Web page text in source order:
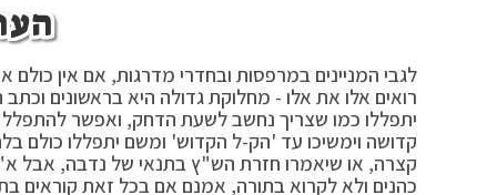
לגבי המניינים במרפסות ובחדרי מדרגות, אם אין כולם
רואים אלו את אלו - מחלוקת גדולה היא בראשונים
יתפללו כמו שצריך נחשב לשעת הדחק, ואפשר
קדושה וימשיכו עד 'הק-ל הקדוש' ומשם יתפללו כולם
קצרה, או שיאמרו חזרת הש"ץ בתנאי של נדבה, אבל
כהנים ולא לקרוא בתורה, אמנם אם בכל זאת קוראים